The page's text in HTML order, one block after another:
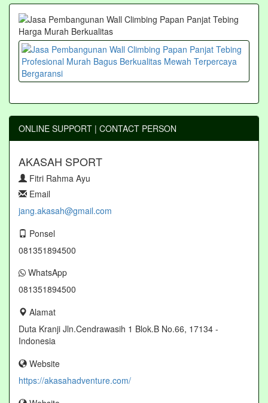
ONLINE SUPPORT | CONTACT PERSON
AKASAH SPORT
Fitri Rahma Ayu
Email
jang.akasah@gmail.com
Ponsel
081351894500
WhatsApp
081351894500
Alamat
Duta Kranji Jln.Cendrawasih 1 Blok.B No.66, 17134 -
Indonesia
Website
https://akasahadventure.com/